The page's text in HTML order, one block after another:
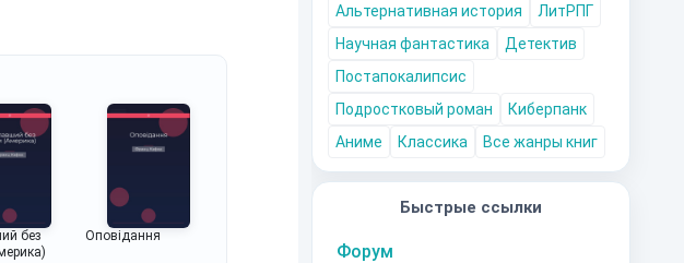
Альтернативная история
ЛитРПГ
Научная фантастика
Детектив
Постапокалипсис
Подростковый роман
Киберпанк
Аниме
Классика Все жанры книг
Быстрые ссылки
Форум
без
Оповідання